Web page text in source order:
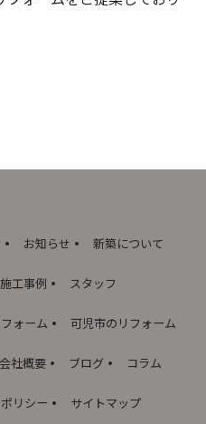
お知らせ 新築について
施工事例 スタッフ
ォーム 可児市のリフォーム
会社概要 ブログ コラム
リシー サイトマップ